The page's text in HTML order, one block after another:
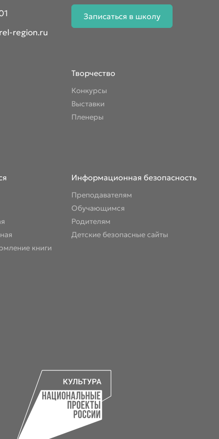
region.ru
Записаться в школу
Творчество
Конкурсы
Выставки
Пленеры
книги
Информационная безопасность
Преподавателям
Обучающимся
Родителям
Детские безопасные сайты